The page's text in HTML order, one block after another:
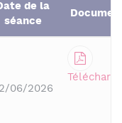
de la
séance
06/2026